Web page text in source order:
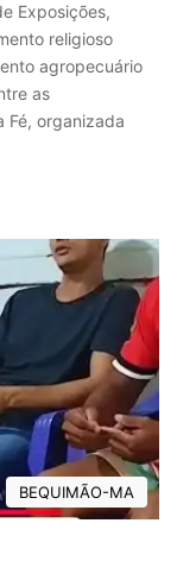
Exposições,
religioso
agropecuário
as
Fé, organizada
BEQUIMÃO-MA